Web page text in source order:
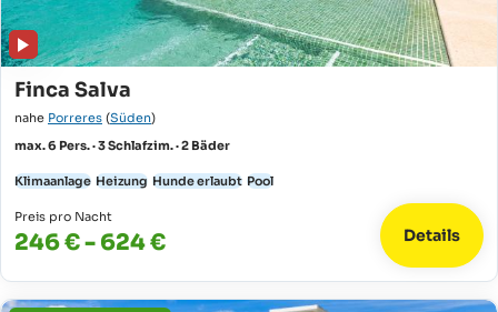
Finca Salva
nahe Porreres (Süden)
max. 6 Pers. · 3 Schlafzim. · 2 Bäder
Klimaanlage Heizung Hunde erlaubt Pool
Preis pro Nacht
246 € - 624 € Details